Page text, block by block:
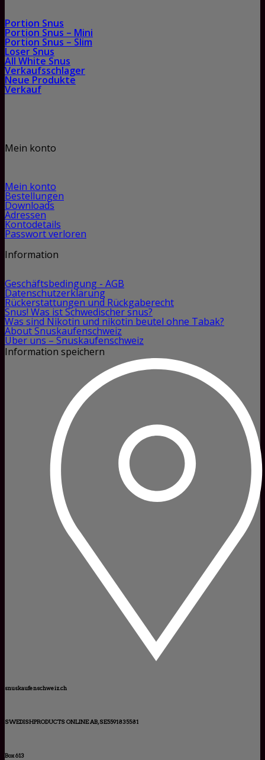
Portion Snus
Portion Snus – Mini
Portion Snus – Slim
Loser Snus
All White Snus
Verkaufsschlager
Neue Produkte
Verkauf
Mein konto
Mein konto
Bestellungen
Downloads
Adressen
Kontodetails
Passwort verloren
Information
Geschäftsbedingung - AGB
Datenschutzerklärung
Rückerstattungen und Rückgaberecht
Snus! Was ist Schwedischer snus?
Was sind Nikotin und nikotin beutel ohne Tabak?
About Snuskaufenschweiz
Über uns – Snuskaufenschweiz
Information speichern
snuskaufenschweiz.ch
SWEDISHPRODUCTS ONLINE AB, SE5591835581
Box 613